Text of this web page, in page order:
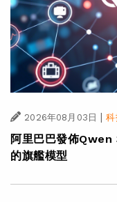
2026年08月03日 | 科
阿里巴巴發佈Qwen
的旗艦模型